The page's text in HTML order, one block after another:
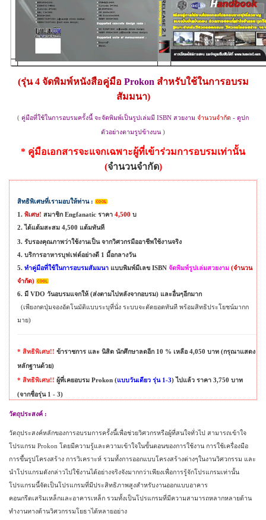
(รุ่น 4 จัดพิมพ์หนังสือคู่มือ Prokon สำหรับใช้ในการอบรม
สัมมนา)
( คู่มือที่ใช้ในการอบรมครั้งนี้ จะจัดพิมพ์เป็นรูปเล่มมี ISBN สวยงาม จำนวนจำกัด - ดูปก
ตัวอย่างตามรูปข้างบน )
* คู่มือเอกสารจะแจกเฉพาะผู้ที่เข้าร่วมการอบรมเท่านั้น
(จำนวนจำกัด)
สิทธิพิเศษที่เรามอบให้ท่าน:
1. พิเศษ! สมาชิก Engfanatic ราคา 4,500 บ
2. ได้แต้มสะสม 4,500 แต้มทันที
3. รับรองคุณภาพว่าใช้งานเป็น จากวิศวกรมืออาชีพใช้งานจริง
4. บริการอาหารบุฟเฟต์อย่างดี 1 มื้อกลางวัน
5. ทำคู่มือที่ใช้ในการอบรมสัมมนา แบบพิมพ์มีเลข ISBN จัดพิมพ์รูปเล่มสวยงาม (จำนวน
จำกัด)
6. มี VDO วันอบรมแจกให้ (ส่งตามไปหลังจากอบรม) และอื่นๆอีกมาก
(เพียงกดปุ่มจองอัตโนมัติแบบระบุที่นั่ง ระบบจะตัดยอดทันที พร้อมสิทธิประโยชน์มากก
มาย)
* สิทธิพิเศษ!! ข้าราชการ และ นิสิต นักศึกษาลดอีก 10 % เหลือ 4,050 บาท (กรุณาแสดง
หลักฐานด้วย)
* สิทธิพิเศษ!! ผู้ที่เคยอบรม Prokon (แบบวันเดียว รุ่น 1-3) ไปแล้ว ราคา 3,750 บาท
(จากชื่อรุ่น 1 - 3)
วัตถุประสงค์ :
วัตถุประสงค์หลักของการอบรมการครั้งนี้เพื่อช่วยวิศวกรหรือผู้ที่สนใจทั่วไป สามารถเข้าใจ
โปรแกรม Prokon โดยมีความรู้และความเข้าใจในขั้นตอนของการใช้งาน การใช้เครื่องมือ
การขึ้นรูปโครงสร้าง การวิเคราะห์ รวมทั้งการออกแบบโครงสร้างต่างๆในงานวิศวกรรม และ
นำโปรแกรมดังกล่าวไปใช้งานได้อย่างจริงจังมากกว่าเพียงเพื่อการรู้จักโปรแกรมเท่านั้น
โปรแกรมนี้จัดเป็นโปรแกรมที่มีประสิทธิภาพสูงสำหรับงานออกแบบอาคาร
คอนกรีตเสริมเหล็กและอาคารเหล็ก รวมทั้งเป็นโปรแกรมที่มีความสามารถหลากหลายด้าน
ทำงานทางด้านวิศวกรรมโยธาได้หลายอย่าง